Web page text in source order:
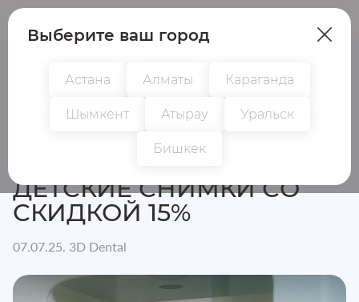
Детские снимки со скидкой 15%
ДЕТСКИЕ СНИМКИ СО
СКИДКОЙ 15%
07.07.25. 3D Dental
Выберите ваш город
Астана Алматы Караганда
Шымкент Атырау Уральск
Бишкек